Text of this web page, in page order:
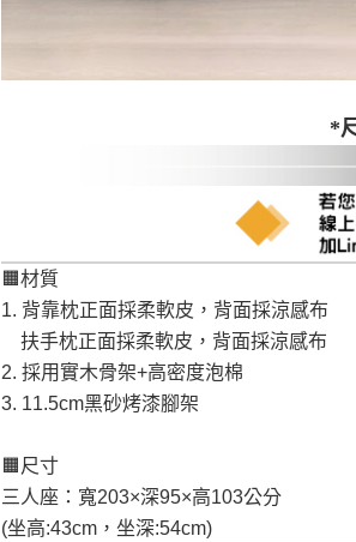
*
🟧材質
1. 背靠枕正面採柔軟皮，背面採涼感布
扶手枕正面採柔軟皮，背面採涼感布
2. 採用實木骨架+高密度泡棉
3. 11.5cm黑砂烤漆腳架
🟧尺寸
三人座：寬203×深95×高103公分
(坐高:43cm，坐深:54cm)